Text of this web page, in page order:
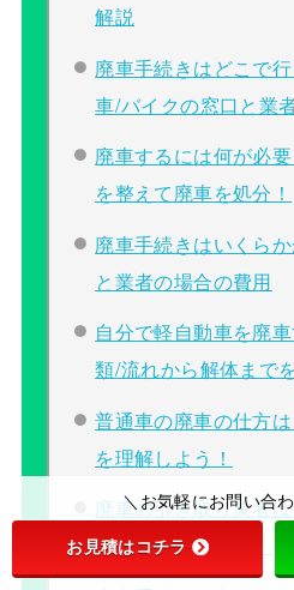
解説
廃車手続きはどこで
車/バイクの窓口と業
廃車するには何が必
を整えて廃車を処分！
廃車手続きはいくら
と業者の場合の費用
自分で軽自動車を廃
類/流れから解体まで
普通車の廃車の仕方
を理解しよう！
廃車の引き取り業者は
をご検討ください。
＼お気軽にお問い合
お見積はコチラ